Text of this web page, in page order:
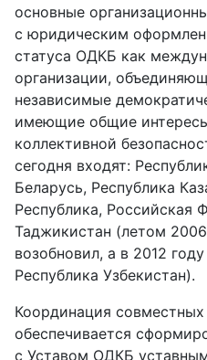
основные
с юридическим
статуса ОДКБ как
организации,
независимые
имеющие общие
коллективной
сегодня входят:
Беларусь, Республика
Республика, Российская
Таджикистан (летом
возобновил, а в 2012
Республика Узбекистан).
Координация
обеспечивается
с Уставом ОДКБ